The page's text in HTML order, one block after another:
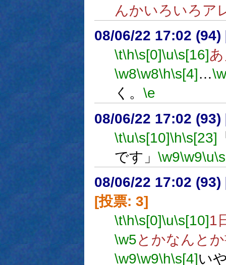
んかいろいろア
08/06/22 17:02 (94)
\t\h\s[0]\u\s[16]
\w8\w8\h\s[4] …
く。 \e
08/06/22 17:02 (93)
\t\u\s[10]\h\s[23]
です」 \w9\w9\u
08/06/22 17:02 (93)
[投票: 3]
\t\h\s[0]\u\s[10]1
\w5とかなんと
\w9\w9\h\s[4]い